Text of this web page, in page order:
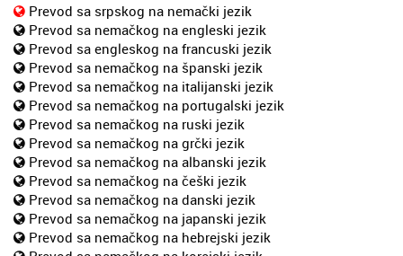
Prevod sa srpskog na nemački jezik
Prevod sa nemačkog na engleski jezik
Prevod sa engleskog na francuski jezik
Prevod sa nemačkog na španski jezik
Prevod sa nemačkog na italijanski jezik
Prevod sa nemačkog na portugalski jezik
Prevod sa nemačkog na ruski jezik
Prevod sa nemačkog na grčki jezik
Prevod sa nemačkog na albanski jezik
Prevod sa nemačkog na češki jezik
Prevod sa nemačkog na danski jezik
Prevod sa nemačkog na japanski jezik
Prevod sa nemačkog na hebrejski jezik